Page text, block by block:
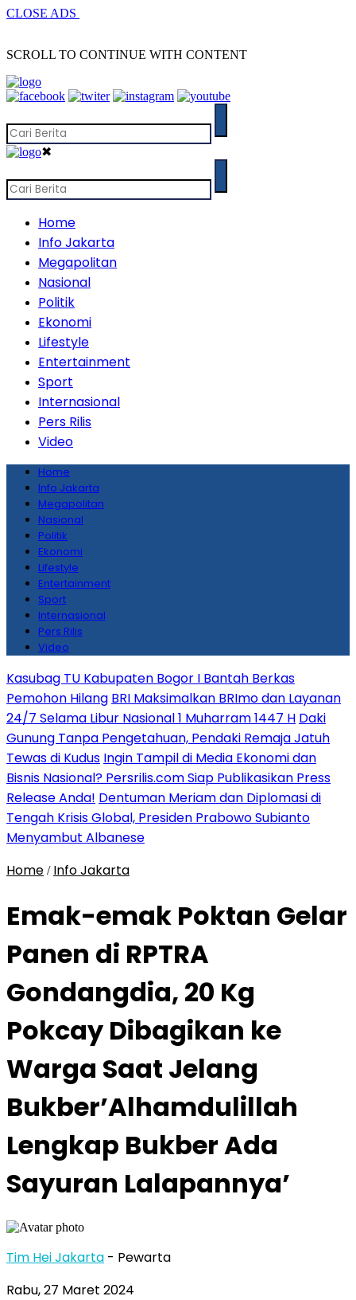
CLOSE ADS
SCROLL TO CONTINUE WITH CONTENT
✖
Home
Info Jakarta
Megapolitan
Nasional
Politik
Ekonomi
Lifestyle
Entertainment
Sport
Internasional
Pers Rilis
Video
Home
Info Jakarta
Megapolitan
Nasional
Politik
Ekonomi
Lifestyle
Entertainment
Sport
Internasional
Pers Rilis
Video
Kasubag TU Kabupaten Bogor I Bantah Berkas
Pemohon Hilang BRI Maksimalkan BRImo dan Layanan
24/7 Selama Libur Nasional 1 Muharram 1447 H Daki
Gunung Tanpa Pengetahuan, Pendaki Remaja Jatuh
Tewas di Kudus Ingin Tampil di Media Ekonomi dan
Bisnis Nasional? Persrilis.com Siap Publikasikan Press
Release Anda! Dentuman Meriam dan Diplomasi di
Tengah Krisis Global, Presiden Prabowo Subianto
Menyambut Albanese
Home / Info Jakarta
Emak-emak Poktan Gelar
Panen di RPTRA
Gondangdia, 20 Kg
Pokcay Dibagikan ke
Warga Saat Jelang
Bukber’Alhamdulillah
Lengkap Bukber Ada
Sayuran Lalapannya’
Tim Hei Jakarta - Pewarta
Rabu, 27 Maret 2024